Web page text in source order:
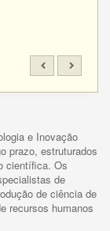
e Inovação
prazo, estruturados
científica. Os
de
de ciência de
recursos humanos